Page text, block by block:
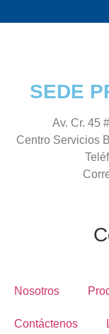
SEDE
Av. Cr. 45
Centro Servicios
Nosotros
Contáctenos